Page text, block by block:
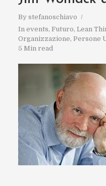
By stefanoschiavo
In events, Futuro, Lean
Organizzazione, Persone
5 Min read